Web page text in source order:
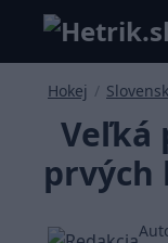
Hokej /
Veľká
prvých